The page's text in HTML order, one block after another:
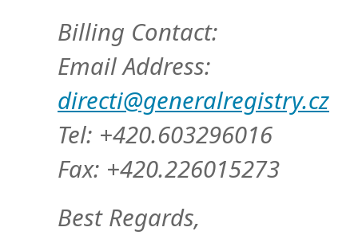
Billing Contact:
Email Address:
directi@generalregistry.cz
Tel: +420.603296016
Fax: +420.226015273
Best Regards,